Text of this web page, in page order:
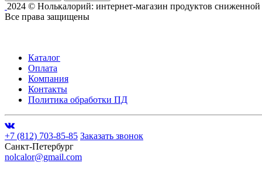
2024 © Нолькалорий: интернет-магазин продуктов сниженной
Все права защищены
Каталог
Оплата
Компания
Контакты
Политика обработки ПД
+7 (812) 703-85-85 Заказать звонок
Санкт-Петербург
nolcalor@gmail.com